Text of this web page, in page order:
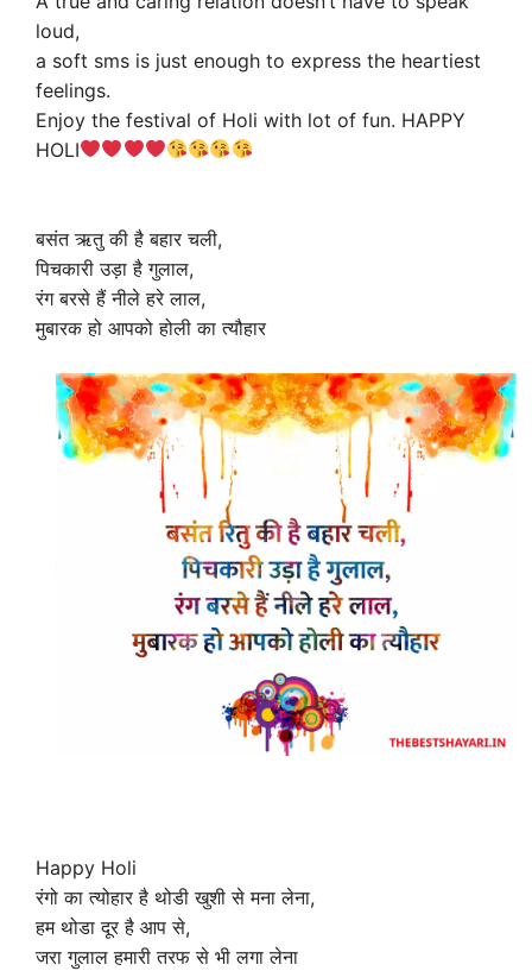
loud,
a soft sms is just enough to express the heartiest
feelings.
Enjoy the festival of Holi with lot of fun. HAPPY
HOLI
बसंत ऋतु की है बहार चली,
पिचकारी उड़ा है गुलाल,
रंग बरसे हैं नीले हरे लाल,
मुबारक हो आपको होली का त्यौहार
Happy Holi
रंगो का त्योहार है थोडी खुशी से मना लेना,
हम थोडा दूर है आप से,
जरा गुलाल हमारी तरफ से भी लगा लेना